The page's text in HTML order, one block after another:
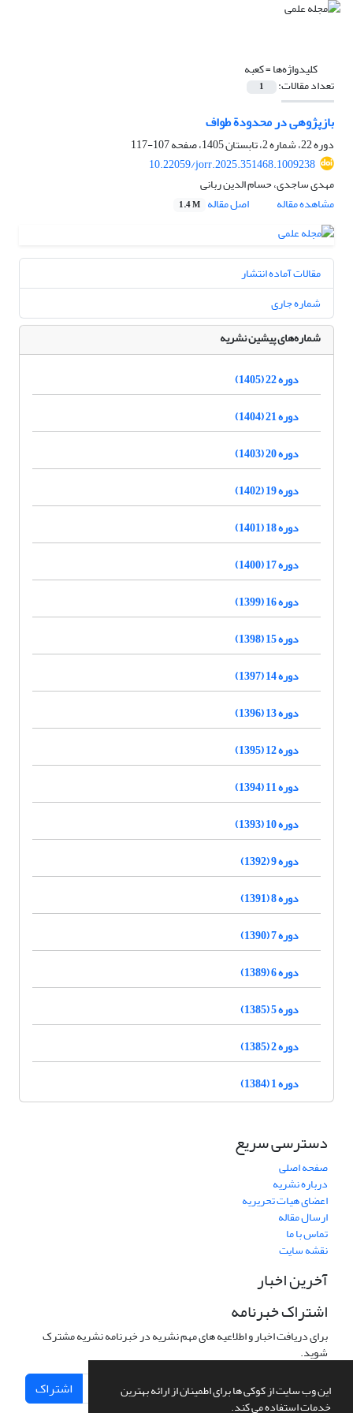
این وب سایت از کوکی ها برای اطمینان از ارائه بهترین
خدمات استفاده می کند.
کلیدواژه‌ها =کعبه
تعداد مقالات: 1
بازپژوهی در محدودة طواف
دوره 22، شماره 2، تابستان 1405، صفحه
107-117
10.22059/jorr.2025.351468.1009238
مهدی ساجدی، حسام الدین ربانی
مشاهده مقاله
اصل مقاله 1.4 M
مقالات آماده انتشار
شماره جاری
شماره‌های پیشین نشریه
دوره 22 (1405)
دوره 21 (1404)
دوره 20 (1403)
دوره 19 (1402)
دوره 18 (1401)
دوره 17 (1400)
دوره 16 (1399)
دوره 15 (1398)
دوره 14 (1397)
دوره 13 (1396)
دوره 12 (1395)
دوره 11 (1394)
دوره 10 (1393)
دوره 9 (1392)
دوره 8 (1391)
دوره 7 (1390)
دوره 6 (1389)
دوره 5 (1385)
دوره 2 (1385)
دوره 1 (1384)
دسترسی سریع
صفحه اصلی
درباره نشریه
اعضای هیات تحریریه
ارسال مقاله
تماس با ما
نقشه سایت
آخرین اخبار
اشتراک خبرنامه
برای دریافت اخبار و اطلاعیه های مهم نشریه در خبرنامه نشریه مشترک
شوید.
اشتراک